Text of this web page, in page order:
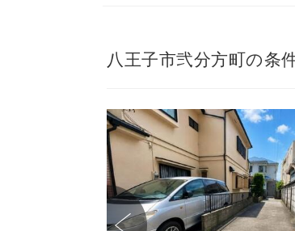
八王子市弐分方町の条